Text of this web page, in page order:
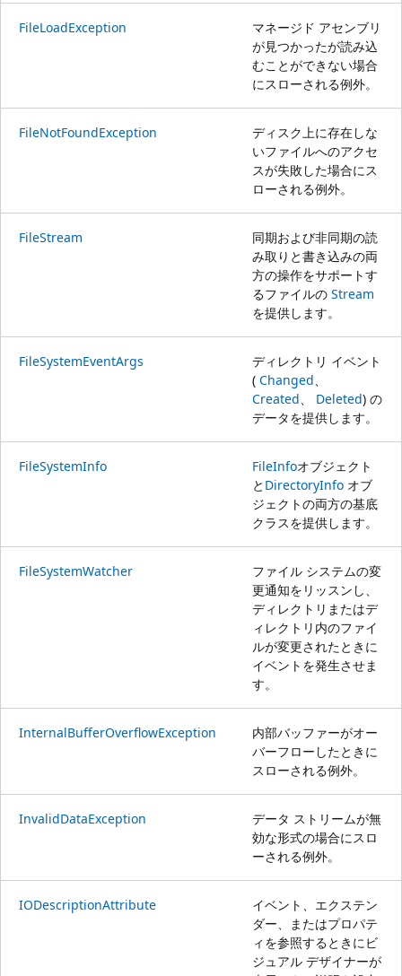
FileLoadException
マネージド アセンブリ
が見つかったが読み込
むことができない場合
にスローされる例外。
FileNotFoundException
ディスク上に存在しな
いファイルへのアクセ
スが失敗した場合にス
ローされる例外。
FileStream
同期および非同期の読
み取りと書き込みの両
方の操作をサポートす
るファイルの Stream
を提供します。
FileSystemEventArgs
ディレクトリ イベント
( Changed
Created
Deleted) の
データを提供します。
FileSystemInfo FileInfoオブジェクト
と DirectoryInfo オブ
ジェクトの両方の基底
クラスを提供します。
FileSystemWatcher
ファイル システムの変
更通知をリッスンし、
ディレクトリまたはデ
ィレクトリ内のファイ
ルが変更されたときに
イベントを発生させま
す。
InternalBufferOverflowException
内部バッファーがオー
バーフローしたときに
スローされる例外。
InvalidDataException
データ ストリームが無
効な形式の場合にスロ
ーされる例外。
IODescriptionAttribute
イベント、エクステン
ダー、またはプロパテ
ィを参照するときにビ
ジュアル デザイナーが